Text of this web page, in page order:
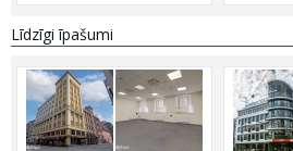
Līdzīgi īpašumi